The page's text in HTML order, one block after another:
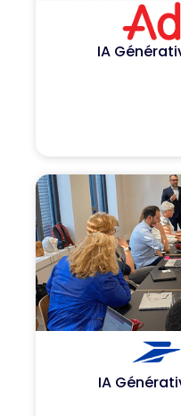
IA
IA